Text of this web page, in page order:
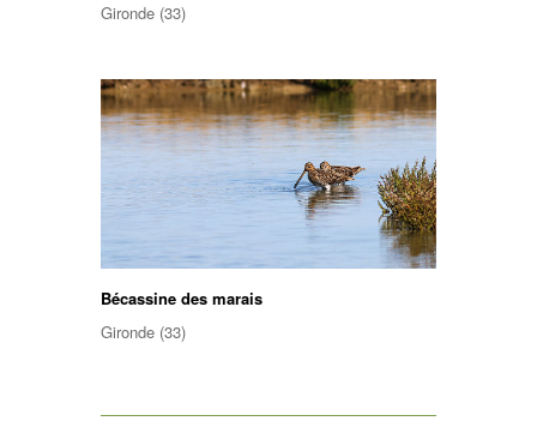
Gironde (33)
Bécassine des marais
Gironde (33)